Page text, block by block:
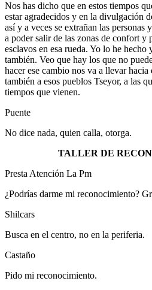
Nos has dicho que en estos tiempos
estar agradecidos y en la divulgación
así y a veces se extrañan las personas
a poder salir de las zonas de confort y
esclavos en esa rueda. Yo lo he hecho
también. Veo que hay los que no
hacer ese cambio nos va a llevar hacia
también a esos pueblos Tseyor, a las
tiempos que vienen.
Puente
No dice nada, quien calla, otorga.
TALLER DE
Presta Atención La Pm
¿Podrías darme mi reconocimiento?
Shilcars
Busca en el centro, no en la periferia.
Castaño
Pido mi reconocimiento.